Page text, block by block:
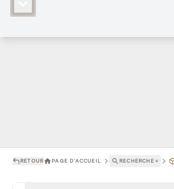
RETOUR PAGE D'ACCUEIL RECHERCHE ˅